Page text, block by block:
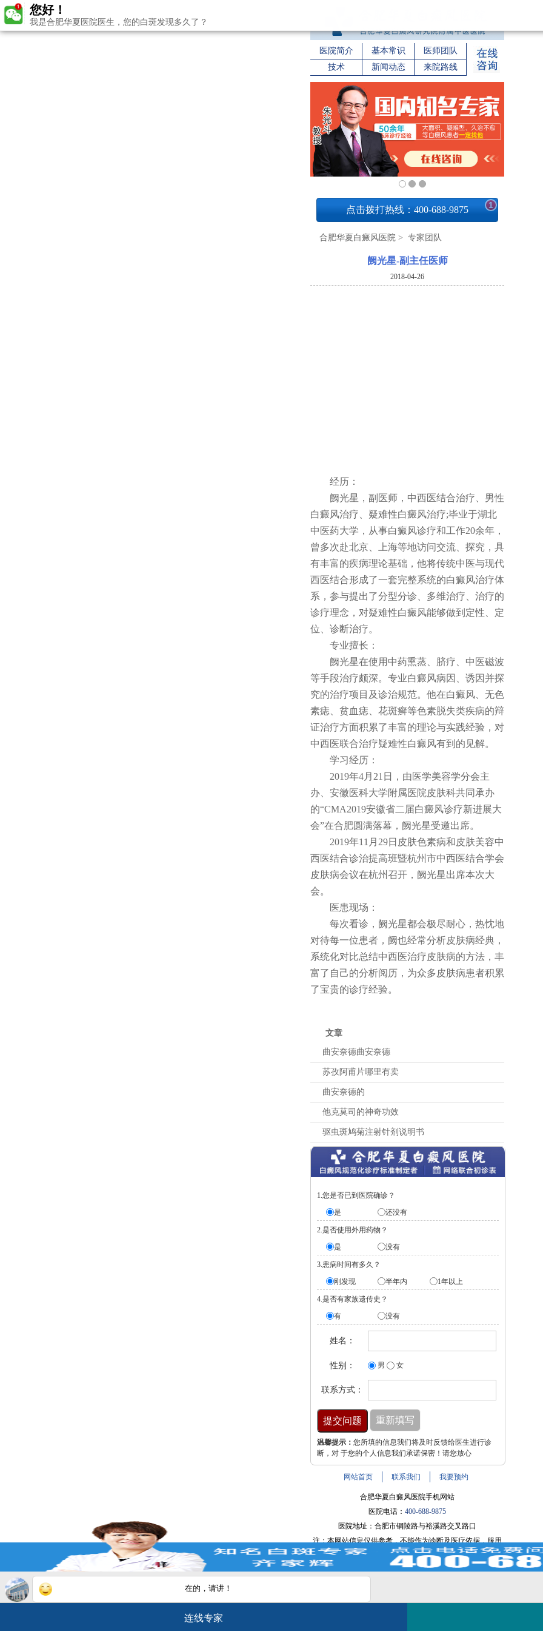
医院简介 基本常识
医师团队
技术
新闻动态 来院路线
点击拨打热线：400-688-9875 1
合肥华夏白癜风医院 > 专家团队
阙光星-副主任医师
2018-04-26
经历：
阙光星，副医师，中西医结合治疗、男性
白癜风治疗、疑难性白癜风治疗;毕业于湖北
中医药大学，从事白癜风诊疗和工作20余年，
曾多次赴北京、上海等地访问交流、探究，具
有丰富的疾病理论基础，他将传统中医与现代
西医结合形成了一套完整系统的白癜风治疗体
系，参与提出了分型分诊、多维治疗、治疗的
诊疗理念，对疑难性白癜风能够做到定性、定
位、诊断治疗。
专业擅长：
阙光星在使用中药熏蒸、脐疗、中医磁波
等手段治疗颇深。专业白癜风病因、诱因并探
究的治疗项目及诊治规范。他在白癜风、无色
素痣、贫血痣、花斑癣等色素脱失类疾病的辩
证治疗方面积累了丰富的理论与实践经验，对
中西医联合治疗疑难性白癜风有到的见解。
学习经历：
2019年4月21日，由医学美容学分会主
办、安徽医科大学附属医院皮肤科共同承办
的“CMA2019安徽省二届白癜风诊疗新进展大
会”在合肥圆满落幕，阙光星受邀出席。
2019年11月29日皮肤色素病和皮肤美容中
西医结合诊治提高班暨杭州市中西医结合学会
皮肤病会议在杭州召开，阙光星出席本次大
会。
医患现场：
每次看诊，阙光星都会极尽耐心，热忱地
对待每一位患者，阙也经常分析皮肤病经典，
系统化对比总结中西医治疗皮肤病的方法，丰
富了自己的分析阅历，为众多皮肤病患者积累
了宝贵的诊疗经验。
文章
曲安奈德曲安奈德
苏孜阿甫片哪里有卖
曲安奈德的
他克莫司的神奇功效
驱虫斑鸠菊注射针剂说明书
1.您是否已到医院确诊？
是
还没有
2.是否使用外用药物？
是
没有
3.患病时间有多久？
刚发现
半年内 1年以上
4.是否有家族遗传史？
有
没有
姓名：
性别： 男 女
联系方式：
温馨提示： 您所填的信息我们将及时反馈给医生进行诊
断，对 于您的个人信息我们承诺保密！请您放心
网站首页 联系我们 我要预约
合肥华夏白癜风医院手机网站
医院电话： 400-688-9875
医院地址：合肥市铜陵路与裕溪路交叉路口
注：本网站信息仅供参考，不能作为诊断及医疗依据，服用
药物或进行治疗时请遵医嘱。如有转载或引用文章涉及版权
问题，请与我们联系。
您好！
我是合肥华夏医院医生，您的白斑发现多久了？
在的，请讲！
您的白斑在什么部位？
连线专家